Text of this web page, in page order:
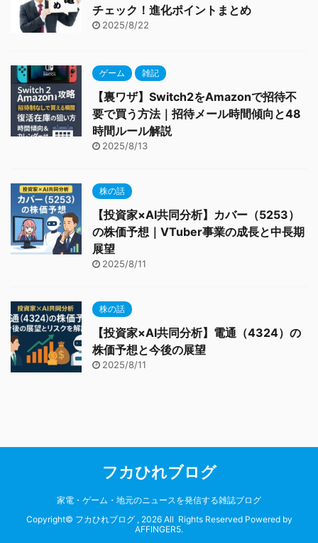
チェック！進化ポイントまとめ
2025/8/22
ゲーム 雑記
【裏ワザ】Switch2をAmazonで招待不
要で買う方法｜招待メール時間傾向と48
時間ルール解説
2025/8/13
株の話
【投資家×AI共同分析】カバー（5253）
の株価予想｜VTuber事業の成長と中長期
展望
2025/8/11
株の話
【投資家×AI共同分析】電通（4324）の
株価予想と今後の展望
2025/8/11
フカひれブログ
家電・ゲーム・地元のニュースを発信する雑誌ブログ
Copyright© フカひれブログ , 2026 All Rights Reserved Powered by
AFFINGER5.